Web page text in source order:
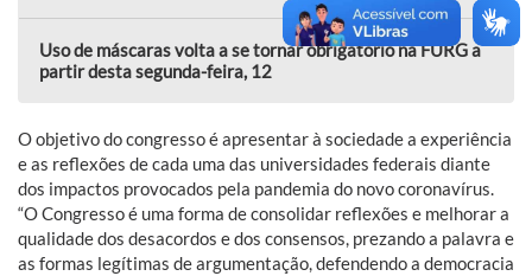
Uso de máscaras volta a se tornar obrigatório na FURG a
partir desta segunda-feira, 12
O objetivo do congresso é apresentar à sociedade a experiência
e as reflexões de cada uma das universidades federais diante
dos impactos provocados pela pandemia do novo coronavírus.
“O Congresso é uma forma de consolidar reflexões e melhorar a
qualidade dos desacordos e dos consensos, prezando a palavra e
as formas legítimas de argumentação, defendendo a democracia